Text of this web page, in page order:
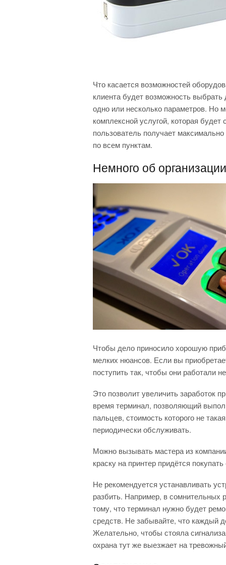
Что касается возможностей
клиента будет возможность выбрать
одно или несколько параметров. Но
комплексной услугой, которая
пользователь получает
по всем пунктам.
Немного об
Чтобы дело приносило хорошую
мелких нюансов. Если вы
поступить так, чтобы они работали
Это позволит увеличить заработок
время терминал, позволяющий
пальцев, стоимость которого не
периодически обслуживать.
Можно вызывать мастера из
краску на принтер придётся
Не рекомендуется устанавливать
разбить. Например, в сомнительных
тому, что терминал нужно будет
средств. Не забывайте, что каждый
Желательно, чтобы стояла
охрана тут же выезжает на